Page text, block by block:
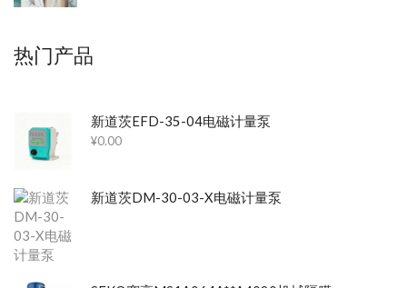
热门产品
新道茨EFD-35-04电磁计量泵
¥0.00
新道茨DM-30-03-X电磁计量泵